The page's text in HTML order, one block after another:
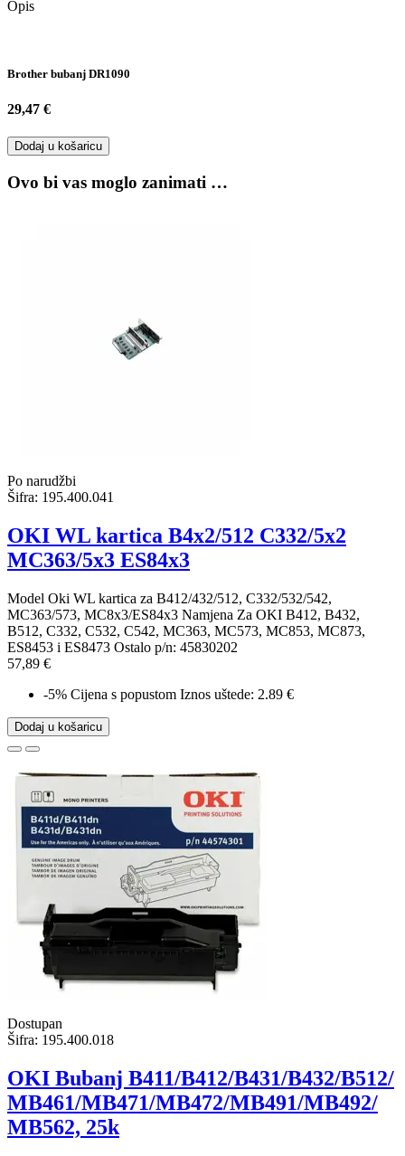
Opis
Brother bubanj DR1090
29,47 €
Dodaj u košaricu
Ovo bi vas moglo zanimati …
Po narudžbi
Šifra: 195.400.041
OKI WL kartica B4x2/512 C332/5x2
MC363/5x3 ES84x3
Model Oki WL kartica za B412/432/512, C332/532/542,
MC363/573, MC8x3/ES84x3 Namjena Za OKI B412, B432,
B512, C332, C532, C542, MC363, MC573, MC853, MC873,
ES8453 i ES8473 Ostalo p/n: 45830202
57,89 €
-5% Cijena s popustom Iznos uštede: 2.89 €
Dodaj u košaricu
Dostupan
Šifra: 195.400.018
OKI Bubanj B411/B412/B431/B432/B512/
MB461/MB471/MB472/MB491/MB492/
MB562, 25k